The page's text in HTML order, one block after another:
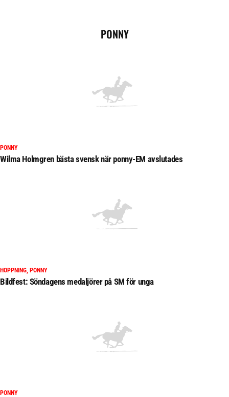
PONNY
PONNY
Wilma Holmgren bästa svensk när ponny-EM avslutades
HOPPNING, PONNY
Bildfest: Söndagens medaljörer på SM för unga
PONNY